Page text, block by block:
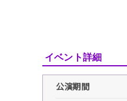
イベント詳細
公演期間